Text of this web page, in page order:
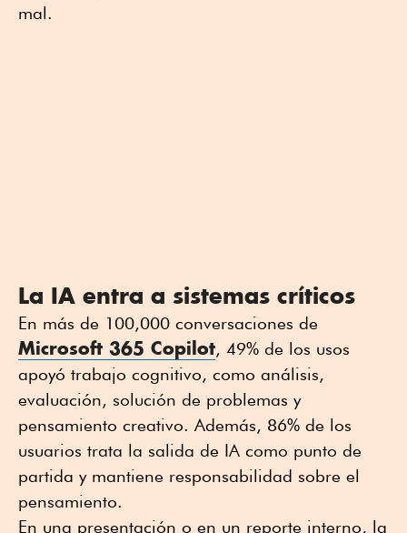
mal.
La IA entra a sistemas críticos
En más de 100,000 conversaciones de
Microsoft 365 Copilot, 49% de los usos
apoyó trabajo cognitivo, como análisis,
evaluación, solución de problemas y
pensamiento creativo. Además, 86% de los
usuarios trata la salida de IA como punto de
partida y mantiene responsabilidad sobre el
pensamiento.
En una presentación o en un reporte interno, la